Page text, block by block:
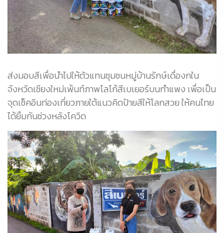
ส่งมอบสีเพื่อนำไปให้ตัวแทนชุมชนหมู่บ้านรักษ์เดื่องกใน
จังหวัดเชียงใหม่เพ้นท์ภาพโลโก้สีเบเยอร์บนกำแพง เพื่อเป็น
จุดเช็คอินท่องเที่ยวภายใต้แนวคิดป้ายสีให้โลกสวย ให้คนไทย
ได้ยิ้มกันช่วงหลังโควิด